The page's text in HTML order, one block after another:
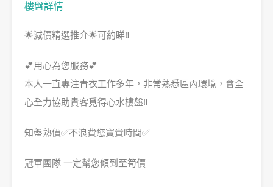
樓盤詳情
🌟減價精選推介🌟可約睇‼️
💕用心為您服務💕
本人一直專注青衣工作多年，非常熟悉區內環境，會全
心全力協助貴客覓得心水樓盤‼️
知盤熟價✅不浪費您寶貴時間✅
冠軍團隊 一定幫您傾到至筍價